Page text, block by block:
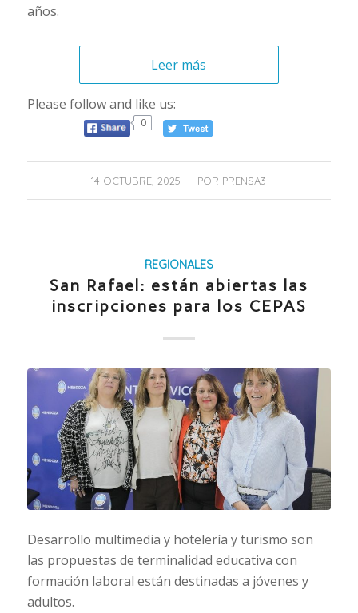
años.
Leer más
Please follow and like us:
0
14 OCTUBRE, 2025
/ POR PRENSA3
REGIONALES
San Rafael: están abiertas las
inscripciones para los CEPAS
Desarrollo multimedia y hotelería y turismo son
las propuestas de terminalidad educativa con
formación laboral están destinadas a jóvenes y
adultos.